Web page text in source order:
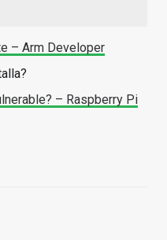
– Arm Developer
– Raspberry Pi